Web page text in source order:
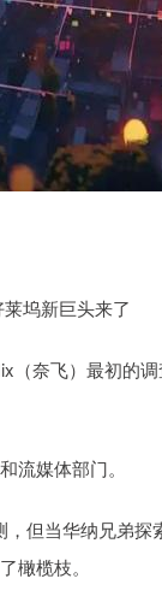
坞新巨头来了
奈飞）最初的调
媒体部门。
但当华纳兄弟探
橄榄枝。